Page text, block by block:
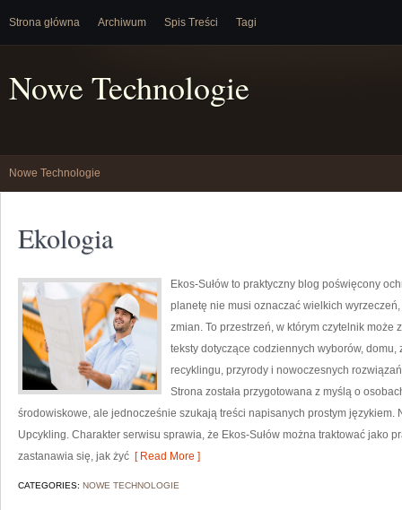
Strona główna Archiwum Spis Treści Tagi
Nowe Technologie
Nowe Technologie
Ekologia
Ekos-Sułów to praktyczny blog poświęcony
planetę nie musi oznaczać wielkich
zmian. To przestrzeń, w którym czytelnik może
teksty dotyczące codziennych wyborów,
recyklingu, przyrody i nowoczesnych
Strona została przygotowana z myślą o
środowiskowe, ale jednocześnie szukają treści napisanych prostym językiem.
Upcykling. Charakter serwisu sprawia, że Ekos-Sułów można traktować jako
zastanawia się, jak żyć [ Read More ]
CATEGORIES: NOWE TECHNOLOGIE